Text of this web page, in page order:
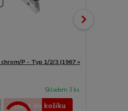
P - Typ 1/2/3 (1967 »
Skladem 3 ks
Přidat do košíku